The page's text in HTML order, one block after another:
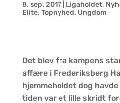
8. sep. 2017| Ligaholdet,
Elite, Topnyhed, Ungdom
Det blev fra kampens
affære i Frederiksberg
hjemmeholdet dog
tiden var et lille skridt